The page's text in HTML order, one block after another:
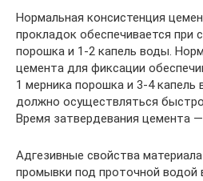
Нормальная консистенция
прокладок обеспечивается при
порошка и 1-2 капель воды.
цемента для фиксации
1 мерника порошка и 3-4
должно осуществляться
Время затвердевания цемента
Адгезивные свойства
промывки под проточной водой